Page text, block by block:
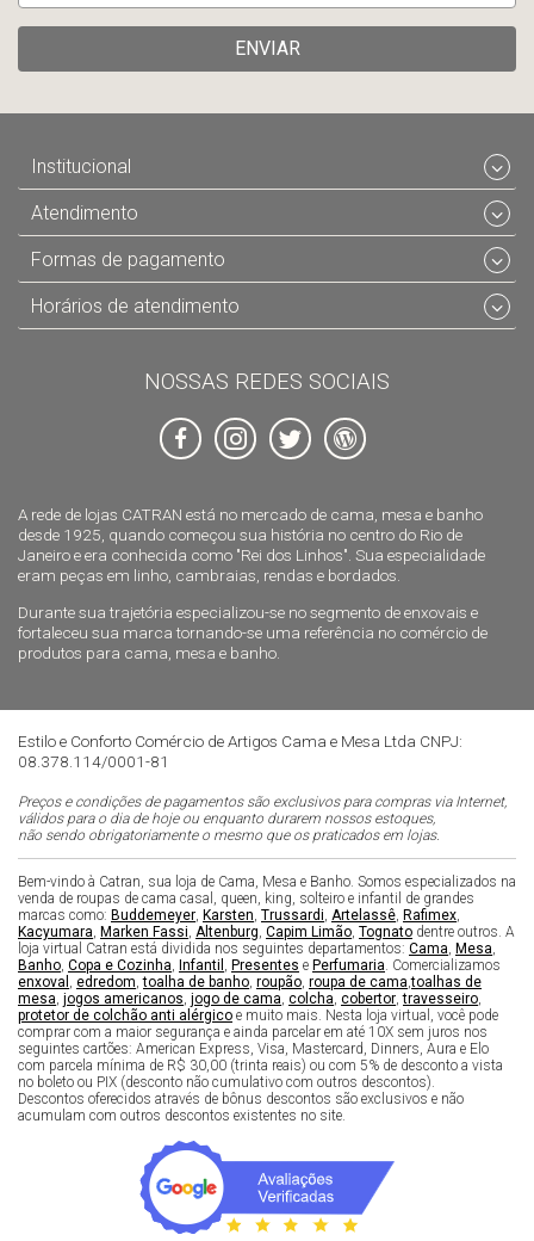
ENVIAR
A rede de lojas CATRAN está no mercado de cama, mesa e banho
desde 1925, quando começou sua história no centro do Rio de
Janeiro e era conhecida como "Rei dos Linhos". Sua especialidade
eram peças em linho, cambraias, rendas e bordados.
Durante sua trajetória especializou-se no segmento de enxovais e
fortaleceu sua marca tornando-se uma referência no comércio de
produtos para cama, mesa e banho.
Institucional
Atendimento
Formas de pagamento
Horários de atendimento
NOSSAS REDES SOCIAIS
Estilo e Conforto Comércio de Artigos Cama e Mesa Ltda CNPJ:
08.378.114/0001-81
Preços e condições de pagamentos são exclusivos para compras via Internet,
válidos para o dia de hoje ou enquanto durarem nossos estoques,
não sendo obrigatoriamente o mesmo que os praticados em lojas.
Bem-vindo à Catran, sua loja de Cama, Mesa e Banho. Somos especializados na
venda de roupas de cama casal, queen, king, solteiro e infantil de grandes
marcas como: Buddemeyer Karsten Trussardi Artelassê Rafimex
Kacyumara Marken Fassi Altenburg Capim Limão Tognato dentre outros. A
loja virtual Catran está dividida nos seguintes departamentos: Cama Mesa
Banho Copa e Cozinha Infantil Presentes e Perfumaria . Comercializamos
enxoval
edredom ,toalha de banho roupão roupa de cama ,toalhas de
mesa jogos americanos jogo de cama colcha cobertor ,travesseiro
protetor de colchão anti alérgico e muito mais. Nesta loja virtual, você pode
comprar com a maior segurança e ainda parcelar em até 10X sem juros nos
seguintes cartões: American Express, Visa, Mastercard, Dinners, Aura e Elo
com parcela mínima de R$ 30,00 (trinta reais) ou com 5% de desconto a vista
no boleto ou PIX (desconto não cumulativo com outros descontos).
Descontos oferecidos através de bônus descontos são exclusivos e não
acumulam com outros descontos existentes no site.